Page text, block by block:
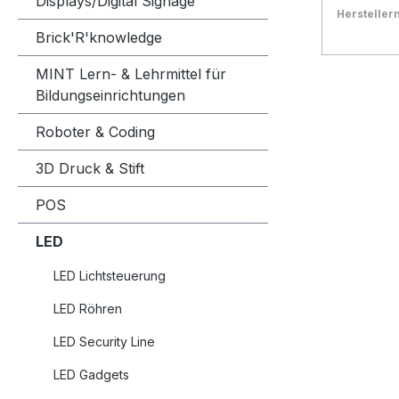
Brick'R'knowledge
MINT Lern- & Lehrmittel für
Bildungseinrichtungen
Roboter & Coding
3D Druck & Stift
POS
LED
LED Lichtsteuerung
LED Röhren
LED Security Line
LED Gadgets
In den